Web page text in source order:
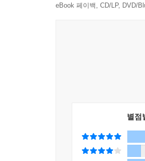
eBook 페이백, CD/LP, DVD/
별점